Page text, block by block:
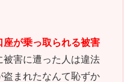
座が乗っ取られる被害
被害に遭った人は違法
盗まれたなんて恥ずか